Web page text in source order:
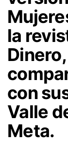
la
con
Valle
Meta.